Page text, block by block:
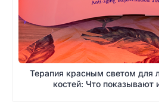
Терапия красным светом для
костей: Что показывают